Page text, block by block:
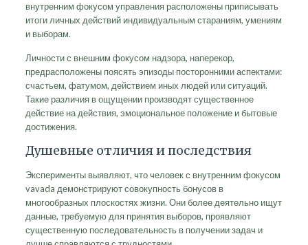
внутренним фокусом управления расположены приписывать
итоги личных действий индивидуальным стараниям, умениям
и выборам.
Личности с внешним фокусом надзора, наперекор,
предрасположены поясять эпизоды посторонними аспектами:
счастьем, фатумом, действием иных людей или ситуаций.
Такие различия в ощущении производят существенное
действие на действия, эмоциональное положение и бытовые
достижения.
Душевные отличия и последствия
Эксперименты выявляют, что человек с внутренним фокусом
vavada демонстрируют совокупность бонусов в
многообразных плоскостях жизни. Они более деятельно ищут
данные, требуемую для принятия выборов, проявляют
существенную последовательность в получении задач и